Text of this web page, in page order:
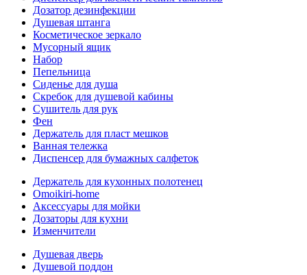
Дозатор дезинфекции
Душевая штанга
Косметическое зеркало
Мусорный ящик
Набор
Пепельница
Сиденье для душа
Скребок для душевой кабины
Сушитель для рук
Фен
Держатель для пласт мешков
Ванная тележка
Диспенсер для бумажных салфеток
Держатель для кухонных полотенец
Omoikiri-home
Аксессуары для мойки
Дозаторы для кухни
Изменчители
Душевая дверь
Душевой поддон